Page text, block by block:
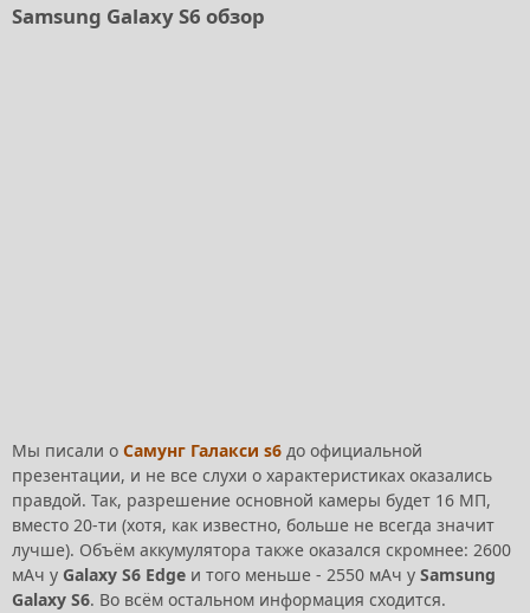
Samsung Galaxy S6 обзор
Мы писали о Самунг Галакси s6 до официальной
презентации, и не все слухи о характеристиках оказались
правдой. Так, разрешение основной камеры будет 16 МП,
вместо 20-ти (хотя, как известно, больше не всегда значит
лучше). Объём аккумулятора также оказался скромнее: 2600
мАч у Galaxy S6 Edge и того меньше - 2550 мАч у Samsung
Galaxy S6. Во всём остальном информация сходится.